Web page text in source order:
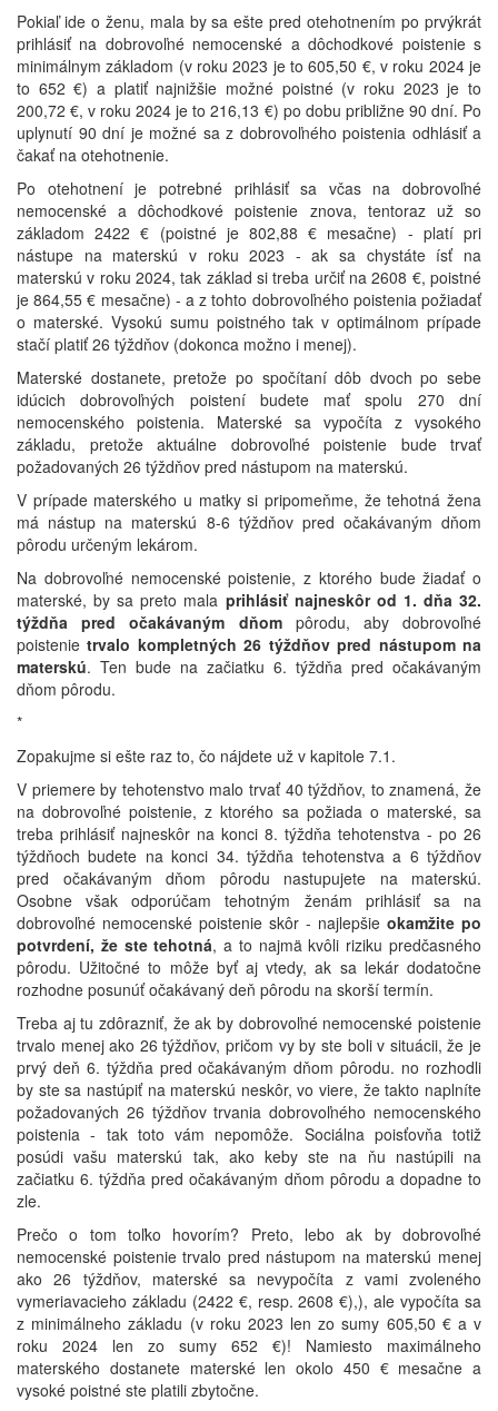
Pokiaľ ide o ženu, mala by sa ešte pred otehotnením po prvýkrát
prihlásiť na dobrovoľné nemocenské a dôchodkové poistenie s
minimálnym základom (v roku 2023 je to 605,50 €, v roku 2024 je
to 652 €) a platiť najnižšie možné poistné (v roku 2023 je to
200,72 €, v roku 2024 je to 216,13 €) po dobu približne 90 dní. Po
uplynutí 90 dní je možné sa z dobrovoľného poistenia odhlásiť a
čakať na otehotnenie.
Po otehotnení je potrebné prihlásiť sa včas na dobrovoľné
nemocenské a dôchodkové poistenie znova, tentoraz už so
základom 2422 € (poistné je 802,88 € mesačne) - platí pri
nástupe na materskú v roku 2023 - ak sa chystáte ísť na
materskú v roku 2024, tak základ si treba určiť na 2608 €, poistné
je 864,55 € mesačne) - a z tohto dobrovoľného poistenia požiadať
o materské. Vysokú sumu poistného tak v optimálnom prípade
stačí platiť 26 týždňov (dokonca možno i menej).
Materské dostanete, pretože po spočítaní dôb dvoch po sebe
idúcich dobrovoľných poistení budete mať spolu 270 dní
nemocenského poistenia. Materské sa vypočíta z vysokého
základu, pretože aktuálne dobrovoľné poistenie bude trvať
požadovaných 26 týždňov pred nástupom na materskú.
V prípade materského u matky si pripomeňme, že tehotná žena
má nástup na materskú 8-6 týždňov pred očakávaným dňom
pôrodu určeným lekárom.
Na dobrovoľné nemocenské poistenie, z ktorého bude žiadať o
materské, by sa preto mala prihlásiť najneskôr od 1. dňa 32.
týždňa pred očakávaným dňompôrodu, aby dobrovoľné
poistenietrvalo kompletných 26 týždňov pred nástupom na
materskú. Ten bude na začiatku 6. týždňa pred očakávaným
dňom pôrodu.
*
Zopakujme si ešte raz to, čo nájdete už v kapitole 7.1.
V priemere by tehotenstvo malo trvať 40 týždňov, to znamená, že
na dobrovoľné poistenie, z ktorého sa požiada o materské, sa
treba prihlásiť najneskôr na konci 8. týždňa tehotenstva - po 26
týždňoch budete na konci 34. týždňa tehotenstva a 6 týždňov
pred očakávaným dňom pôrodu nastupujete na materskú.
Osobne však odporúčam tehotným ženám prihlásiť sa na
dobrovoľné nemocenské poistenie skôr - najlepšie okamžite po
potvrdení, že ste tehotná, a to najmä kvôli riziku predčasného
pôrodu. Užitočné to môže byť aj vtedy, ak sa lekár dodatočne
rozhodne posunúť očakávaný deň pôrodu na skorší termín.
Treba aj tu zdôrazniť, že ak by dobrovoľné nemocenské poistenie
trvalo menej ako 26 týždňov, pričom vy by ste boli v situácii, že je
prvý deň 6. týždňa pred očakávaným dňom pôrodu. no rozhodli
by ste sa nastúpiť na materskú neskôr, vo viere, že takto naplníte
požadovaných 26 týždňov trvania dobrovoľného nemocenského
poistenia - tak toto vám nepomôže. Sociálna poisťovňa totiž
posúdi vašu materskú tak, ako keby ste na ňu nastúpili na
začiatku 6. týždňa pred očakávaným dňom pôrodu a dopadne to
zle.
Prečo o tom toľko hovorím? Preto, lebo ak by dobrovoľné
nemocenské poistenie trvalo pred nástupom na materskú menej
ako 26 týždňov, materské sa nevypočíta z vami zvoleného
vymeriavacieho základu (2422 €, resp. 2608 €),), ale vypočíta sa
z minimálneho základu (v roku 2023 len zo sumy 605,50 € a v
roku 2024 len zo sumy 652 €)! Namiesto maximálneho
materského dostanete materské len okolo 450 € mesačne a
vysoké poistné ste platili zbytočne.